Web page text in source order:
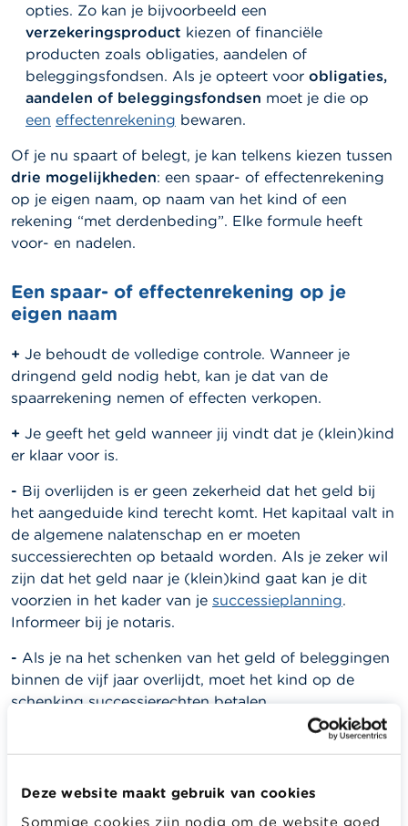
Deze website maakt gebruik van cookies
Sommige cookies zijn nodig om de website goed
opties. Zo kan je bijvoorbeeld een
verzekeringsproduct kiezen of financiële
producten zoals obligaties, aandelen of
beleggingsfondsen. Als je opteert voor obligaties,
aandelen of beleggingsfondsen moet je die op
een effectenrekening bewaren.
Of je nu spaart of belegt, je kan telkens kiezen tussen
drie mogelijkheden: een spaar- of effectenrekening
op je eigen naam, op naam van het kind of een
rekening “met derdenbeding”. Elke formule heeft
voor- en nadelen.
Een spaar- of effectenrekening op je
eigen naam
+ Je behoudt de volledige controle. Wanneer je
dringend geld nodig hebt, kan je dat van de
spaarrekening nemen of effecten verkopen.
+ Je geeft het geld wanneer jij vindt dat je (klein)kind
er klaar voor is.
- Bij overlijden is er geen zekerheid dat het geld bij
het aangeduide kind terecht komt. Het kapitaal valt in
de algemene nalatenschap en er moeten
successierechten op betaald worden. Als je zeker wil
zijn dat het geld naar je (klein)kind gaat kan je dit
voorzien in het kader van je successieplanning.
Informeer bij je notaris.
- Als je na het schenken van het geld of beleggingen
binnen de vijf jaar overlijdt, moet het kind op de
schenking successierechten betalen.
Een spaar- of effectenrekening op naam
Je hebt de zekerheid dat het geld bij je (klein)kind